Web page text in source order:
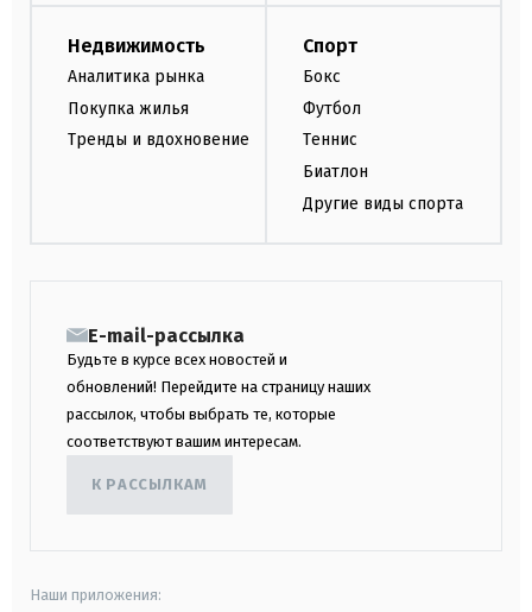
Недвижимость
Аналитика рынка
Покупка жилья
Тренды и вдохновение
Спорт
Бокс
Футбол
Теннис
Биатлон
Другие виды спорта
E-mail-рассылка
Будьте в курсе всех новостей и
обновлений! Перейдите на страницу наших
рассылок, чтобы выбрать те, которые
соответствуют вашим интересам.
К РАССЫЛКАМ
Наши приложения: